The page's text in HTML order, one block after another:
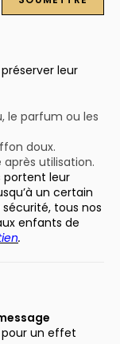
leur
le parfum ou les
doux.
utilisation.
portent leur
un certain
tous nos
enfants de
.
un effet